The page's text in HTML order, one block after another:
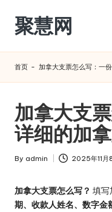
Skip
content
聚慧网
首页 - 加拿大支票怎么写：一
加拿大支
详细的加
Posted
By admin 2025年11月
加拿大支票怎么写？ 填写
期、收款人姓名、数字金